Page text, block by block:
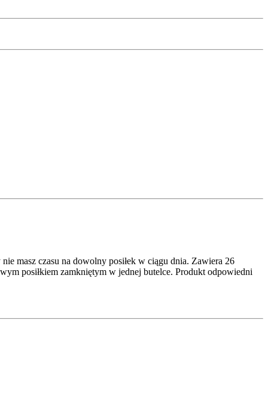
masz czasu na dowolny posiłek w ciągu dnia. Zawiera 26
posiłkiem zamkniętym w jednej butelce. Produkt odpowiedni